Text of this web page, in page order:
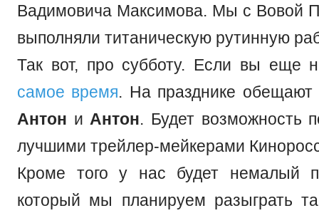
Вадимовича Максимова. Мы с Вовой
выполняли титаническую рутинную
Так вот, про субботу. Если вы еще
самое время. На празднике обещают
Антон и Антон. Будет возможность
лучшими трейлер-мейкерами
Кроме того у нас будет немалый
который мы планируем разыграть